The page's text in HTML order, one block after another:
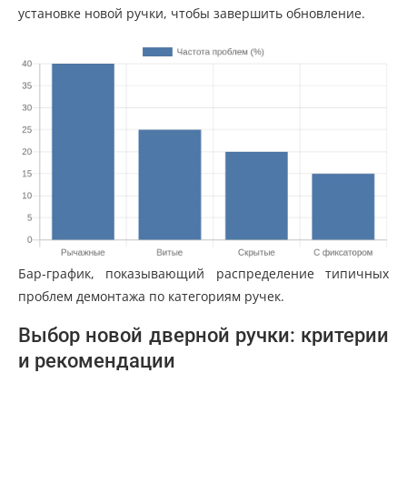
установке новой ручки, чтобы завершить обновление.
Бар-график, показывающий распределение типичных
проблем демонтажа по категориям ручек.
Выбор новой дверной ручки: критерии
и рекомендации